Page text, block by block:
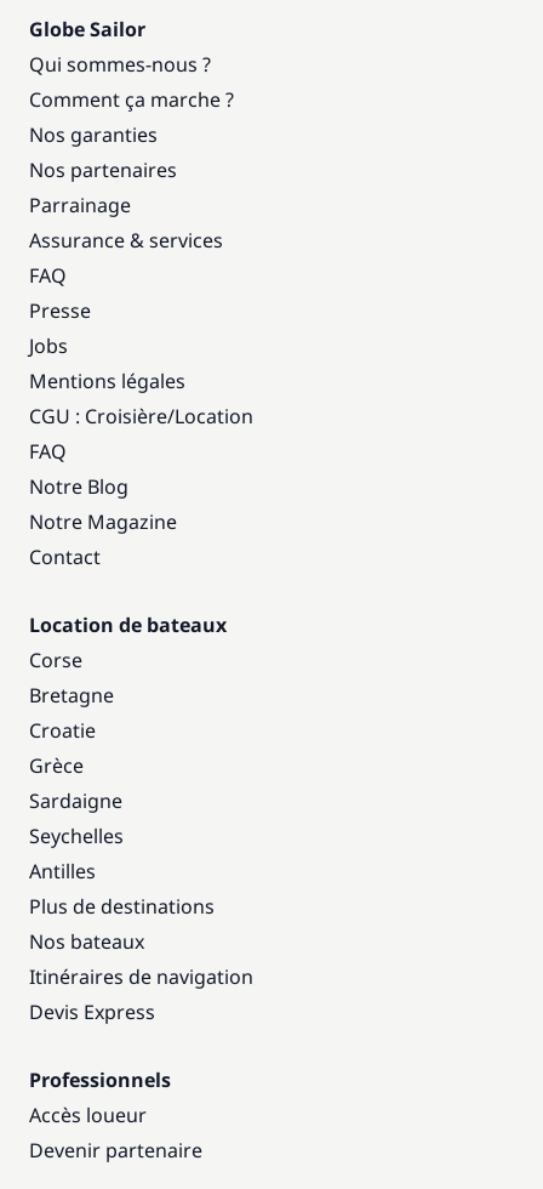
Globe Sailor
Qui sommes-nous ?
Comment ça marche ?
Nos garanties
Nos partenaires
Parrainage
Assurance & services
FAQ
Presse
Jobs
Mentions légales
CGU : Croisière/Location
FAQ
Notre Blog
Notre Magazine
Contact
Location de bateaux
Corse
Bretagne
Croatie
Grèce
Sardaigne
Seychelles
Antilles
Plus de destinations
Nos bateaux
Itinéraires de navigation
Devis Express
Professionnels
Accès loueur
Devenir partenaire